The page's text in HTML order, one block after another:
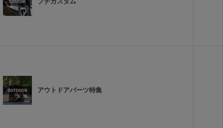
アウトドアパーツ特集